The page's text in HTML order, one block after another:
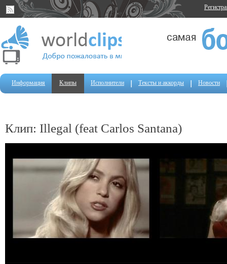
Информация Клипы Исполнители Тексты и аккорды Новости
Клип: Illegal (feat Carlos Santana)